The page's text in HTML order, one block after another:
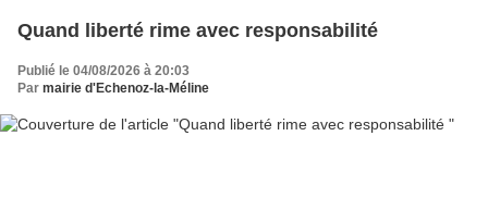
Quand liberté rime avec responsabilité
Publié le 04/08/2026 à 20:03
Par mairie d'Echenoz-la-Méline